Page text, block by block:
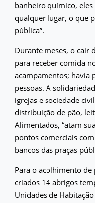
banheiro químico, eles
qualquer lugar, o que
pública”.
Durante meses, o cair
para receber comida
acampamentos; havia
pessoas. A
igrejas e sociedade
distribuição de pão,
Alimentados, “atam
pontos comerciais
bancos das praças
Para o acolhimento de
criados 14 abrigos
Unidades de